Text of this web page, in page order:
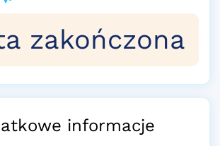
zakończona
informacje